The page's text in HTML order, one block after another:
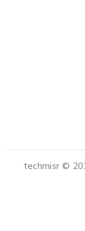
techmisr ©